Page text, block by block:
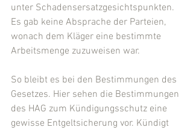
unter Schadensersatzgesichtspunkten.
Es gab keine Absprache der Parteien,
wonach dem Kläger eine bestimmte
Arbeitsmenge zuzuweisen war.
So bleibt es bei den Bestimmungen des
Gesetzes. Hier sehen die Bestimmungen
des HAG zum Kündigungsschutz eine
gewisse Entgeltsicherung vor. Kündigt